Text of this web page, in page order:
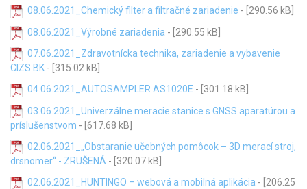
08.06.2021_Chemický filter a filtračné zariadenie - [290.56 kB]
08.06.2021_Výrobné zariadenia - [290.55 kB]
07.06.2021_Zdravotnícka technika, zariadenie a vybavenie
CIZS BK - [315.02 kB]
04.06.2021_AUTOSAMPLER AS1020E - [301.18 kB]
03.06.2021_Univerzálne meracie stanice s GNSS aparatúrou a
príslušenstvom - [617.68 kB]
02.06.2021_„Obstaranie učebných pomôcok – 3D merací stroj,
drsnomer“ - ZRUŠENÁ - [320.07 kB]
02.06.2021_HUNTINGO – webová a mobilná aplikácia - [206.25